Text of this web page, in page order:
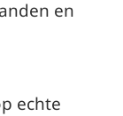
en
echte